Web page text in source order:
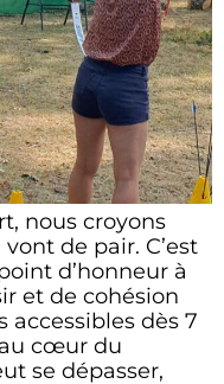
nous croyons
de pair. C’est
d’honneur à
et de cohésion
accessibles dès 7
au cœur du
se dépasser,